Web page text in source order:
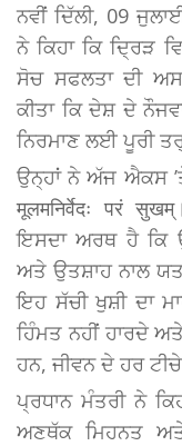
ਨਵੀਂ ਦਿੱਲੀ, 09
ਨੇ ਕਿਹਾ ਕਿ ਦ੍ਰਿੜ
ਸੋਚ ਸਫਲਤਾ ਦੀ
ਕੀਤਾ ਕਿ ਦੇਸ਼ ਦੇ
ਨਿਰਮਾਣ ਲਈ ਪੂਰੀ
ਉਨ੍ਹਾਂ ਨੇ ਅੱਜ ਐਕਸ ’ਤੇ
मूलमनिर्वेदः परं
ਇਸਦਾ ਅਰਥ ਹੈ ਕਿ
ਅਤੇ ਉਤਸ਼ਾਹ ਨਾਲ
ਇਹ ਸੱਚੀ ਖੁਸ਼ੀ ਦਾ
ਹਿੰਮਤ ਨਹੀਂ ਹਾਰਦੇ
ਹਨ, ਜੀਵਨ ਦੇ ਹਰ
ਪ੍ਰਧਾਨ ਮੰਤਰੀ ਨੇ
ਅਣਥੱਕ ਮਿਹਨਤ